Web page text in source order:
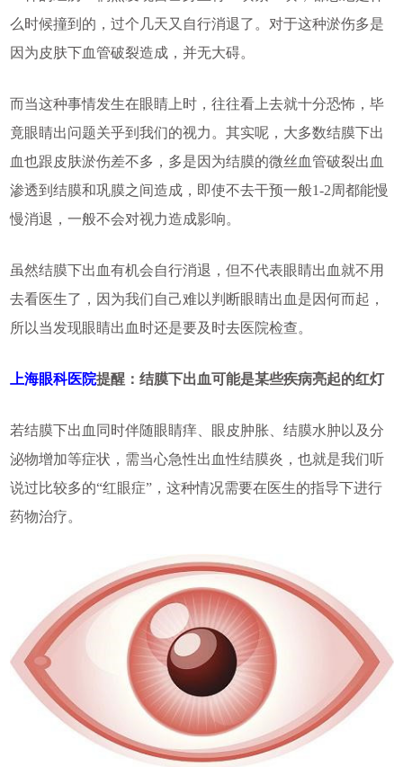
么时候撞到的，过个几天又自行消退了。对于这种淤伤多是
因为皮肤下血管破裂造成，并无大碍。
而当这种事情发生在眼睛上时，往往看上去就十分恐怖，毕
竟眼睛出问题关乎到我们的视力。其实呢，大多数结膜下出
血也跟皮肤淤伤差不多，多是因为结膜的微丝血管破裂出血
渗透到结膜和巩膜之间造成，即使不去干预一般1-2周都能慢
慢消退，一般不会对视力造成影响。
虽然结膜下出血有机会自行消退，但不代表眼睛出血就不用
去看医生了，因为我们自己难以判断眼睛出血是因何而起，
所以当发现眼睛出血时还是要及时去医院检查。
上海眼科医院提醒：结膜下出血可能是某些疾病亮起的红灯
若结膜下出血同时伴随眼睛痒、眼皮肿胀、结膜水肿以及分
泌物增加等症状，需当心急性出血性结膜炎，也就是我们听
说过比较多的“红眼症”，这种情况需要在医生的指导下进行
药物治疗。